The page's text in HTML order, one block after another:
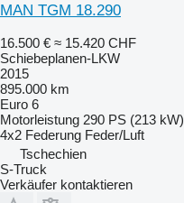
MAN TGM 18.290
16.500 € ≈ 15.420 CHF
Schiebeplanen-LKW
2015
895.000 km
Euro 6
Motorleistung 290 PS (213 kW)
4x2 Federung Feder/Luft
Tschechien
S-Truck
Verkäufer kontaktieren